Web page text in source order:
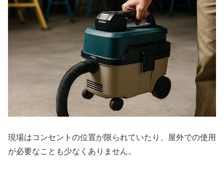
現場はコンセントの位置が限られていたり、屋外での使用
が必要なことも少なくありません。